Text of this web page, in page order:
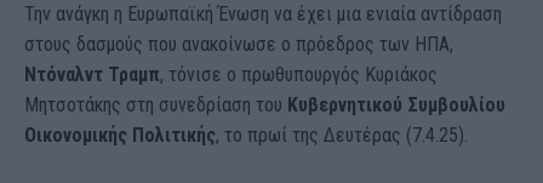
Την ανάγκη η Ευρωπαϊκή Ένωση να έχει μια ενιαία αντίδραση
στους δασμούς που ανακοίνωσε ο πρόεδρος των ΗΠΑ,
Ντόναλντ Τραμπ, τόνισε ο πρωθυπουργός Κυριάκος
Μητσοτάκης στη συνεδρίαση του Κυβερνητικού Συμβουλίου
Οικονομικής Πολιτικής, το πρωί της Δευτέρας (7.4.25).